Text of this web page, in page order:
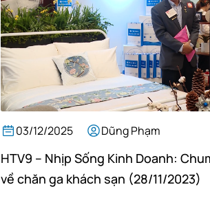
03/12/2025 Dũng Phạm
HTV9 – Nhịp Sống Kinh Doanh:
về chăn ga khách sạn (28/11/2023)